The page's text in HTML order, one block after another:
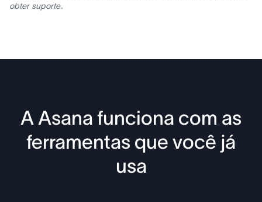
obter suporte.
A Asana funciona com as
ferramentas que você já
usa